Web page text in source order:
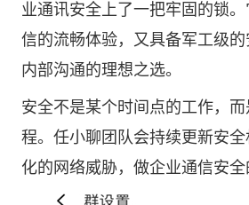
业通讯安全上了一把牢固的锁
信的流畅体验，又具备军工级
内部沟通的理想之选。
安全不是某个时间点的工作，
程。任小聊团队会持续更新安
化的网络威胁，做企业通信安全